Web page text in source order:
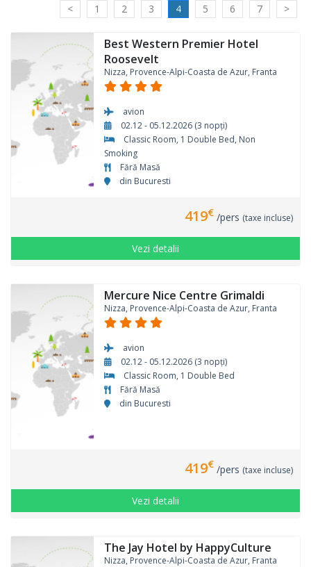
< 1 2 3 4 5 6 7 >
Best Western Premier Hotel
Roosevelt
Nizza, Provence-Alpi-Coasta de Azur, Franta
avion
02.12 - 05.12.2026 (3 nopți)
Classic Room, 1 Double Bed, Non
Smoking
Fără Masă
din Bucuresti
419€ /pers (taxe incluse)
Vezi detalii
Mercure Nice Centre Grimaldi
Nizza, Provence-Alpi-Coasta de Azur, Franta
avion
02.12 - 05.12.2026 (3 nopți)
Classic Room, 1 Double Bed
Fără Masă
din Bucuresti
419€ /pers (taxe incluse)
Vezi detalii
The Jay Hotel by HappyCulture
Nizza, Provence-Alpi-Coasta de Azur, Franta